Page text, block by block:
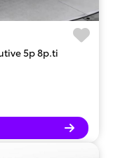
5p 8p.ti